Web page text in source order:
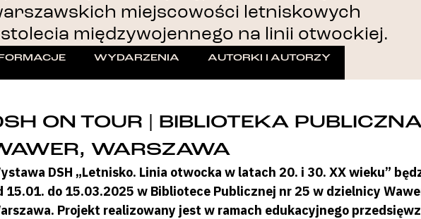
miejscowości letniskowych
międzywojennego na linii otwockiej.
WYDARZENIA AUTORKI I AUTORZY
ON TOUR | BIBLIOTEKA
WARSZAWA
DSH „Letnisko. Linia otwocka w latach 20. i 30. XX wieku”
15.01. do 15.03.2025 w Bibliotece Publicznej nr 25 w dzielnicy
Projekt realizowany jest w ramach edukacyjnego